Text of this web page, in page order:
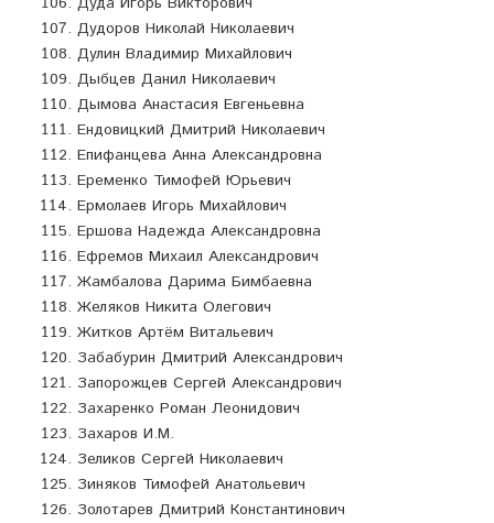
Дудоров Николай Николаевич
Дулин Владимир Михайлович
Дыбцев Данил Николаевич
Дымова Анастасия Евгеньевна
Ендовицкий Дмитрий Николаевич
Епифанцева Анна Александровна
Еременко Тимофей Юрьевич
Ермолаев Игорь Михайлович
Ершова Надежда Александровна
Ефремов Михаил Александрович
Жамбалова Дарима Бимбаевна
Желяков Никита Олегович
Житков Артём Витальевич
Забабурин Дмитрий Александрович
Запорожцев Сергей Александрович
Захаренко Роман Леонидович
Захаров И.М.
Зеликов Сергей Николаевич
Зиняков Тимофей Анатольевич
Золотарев Дмитрий Константинович